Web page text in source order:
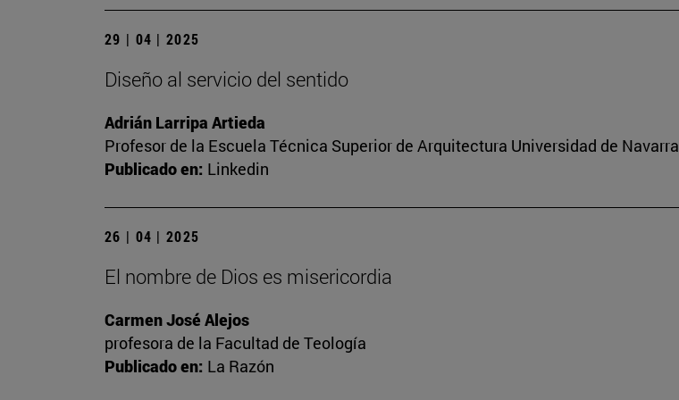
29 | 04 | 2025
Diseño al servicio del sentido
Adrián Larripa Artieda
Profesor de la Escuela Técnica Superior de Arquitectura Universidad de Navarra
Publicado en: Linkedin
26 | 04 | 2025
El nombre de Dios es misericordia
Carmen José Alejos
profesora de la Facultad de Teología
Publicado en: La Razón